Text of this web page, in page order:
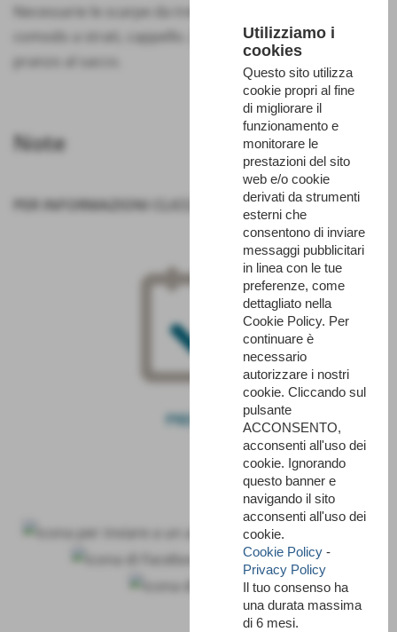
Necessarie le scarpe da trekking. Abbigliamento
comodo a strati, cappello. Zaino con acqua (1 l) e
pranzo al sacco.
Note
PER INFORMAZIONI
PRENOTA
Utilizziamo i
cookies
Questo sito utilizza
cookie propri al fine
di migliorare il
funzionamento e
monitorare le
prestazioni del sito
web e/o cookie
derivati da strumenti
esterni che
consentono di inviare
messaggi pubblicitari
in linea con le tue
preferenze, come
dettagliato nella
Cookie Policy. Per
continuare è
necessario
autorizzare i nostri
cookie. Cliccando sul
pulsante
ACCONSENTO,
acconsenti all'uso dei
cookie. Ignorando
questo banner e
navigando il sito
acconsenti all'uso dei
cookie.
Cookie Policy -
Privacy Policy
Il tuo consenso ha
una durata massima
di 6 mesi.